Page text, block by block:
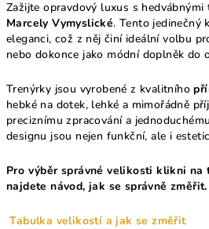
Zažijte opravdový luxus s
Marcely Vymyslické. Tento jedinečný
eleganci, což z něj činí ideální volbu
nebo dokonce jako módní doplněk do
Trenýrky jsou vyrobené z kvalitního
hebké na dotek, lehké a mimořádně
preciznímu zpracování a
designu jsou nejen funkční, ale i
Pro výběr správné velikosti klikni na
najdete návod, jak se správně změřit.
Tabulka velikostí a jak se změřit